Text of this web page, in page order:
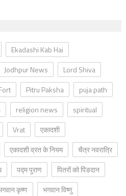
Ekadashi Kab Hai
Jodhpur News
Lord Shiva
Pitru Paksha
puja path
religion news
spiritual
Vrat
एकादशी
एकादशी व्रत के नियम
चैत्र नवरात्रि
पद्म पुराण
पितरों को पिंडदान
कृष्ण
भगवान विष्णु